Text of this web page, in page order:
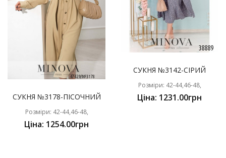
СУКНЯ №3178-ПІСОЧНИЙ
Розміри: 42-44,46-48,
Ціна: 1254.00грн
СУКНЯ №3142-СІРИЙ
Розміри: 42-44,46-48,
Ціна: 1231.00грн